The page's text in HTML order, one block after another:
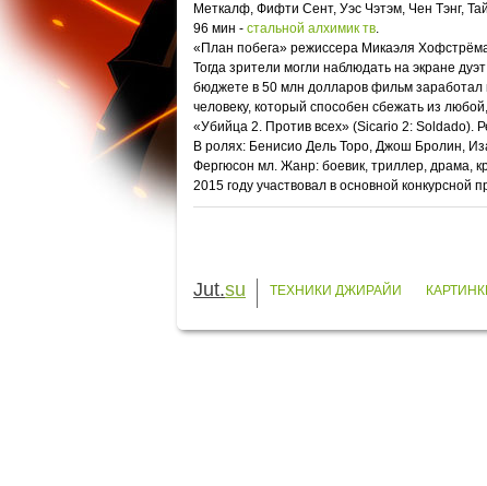
Меткалф, Фифти Сент, Уэс Чэтэм, Чен Тэнг,
96 мин - стальной алхимик тв.
«План побега» режиссера Микаэля
Тогда зрители могли наблюдать на экране
бюджете в 50 млн долларов фильм заработал
человеку, который способен сбежать из
«Убийца 2. Против всех» (Sicario 2: Soldado).
В ролях: Бенисио Дель Торо, Джош Бролин,
Фергюсон мл. Жанр: боевик, триллер, драма,
2015 году участвовал в основной конкурсной
Jut.su ТЕХНИКИ ДЖИРАЙИ